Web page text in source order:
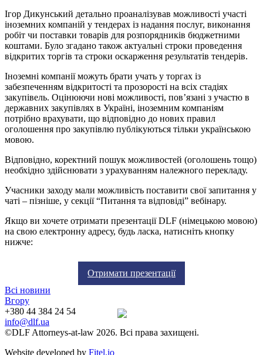
Ігор Дикунський детально проаналізував можливості участі
іноземних компаній у тендерах із надання послуг, виконання
робіт чи поставки товарів для розпорядників бюджетними
коштами. Було згадано також актуальні строки проведення
відкритих торгів та строки оскарження результатів тендерів.
Іноземні компанії можуть брати учать у торгах із
забезпеченням відкритості та прозорості на всіх стадіях
закупівель. Оцінюючи нові можливості, пов’язані з участю в
державних закупівлях в Україні, іноземним компаніям
потрібно врахувати, що відповідно до нових правил
оголошення про закупівлю публікуються тільки українською
мовою.
Відповідно, коректний пошук можливостей (оголошень тощо)
необхідно здійснювати з урахуванням належного перекладу.
Учасники заходу мали можливість поставити свої запитання у
чаті – пізніше, у секції “Питання та відповіді” вебінару.
Якщо ви хочете отримати презентації DLF (німецькою мовою)
на свою електронну адресу, будь ласка, натисніть кнопку
нижче:
Отримати презентації
Всі новини
Вгору
+380 44 384 24 54
info@dlf.ua
©DLF Attorneys-at-law 2026. Всі права захищені.
Website developed by Fitel.io